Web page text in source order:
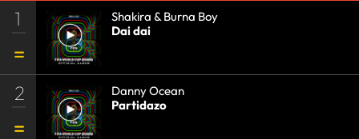
1
Shakira & Burna Boy
Dai dai
2
Danny Ocean
Partidazo